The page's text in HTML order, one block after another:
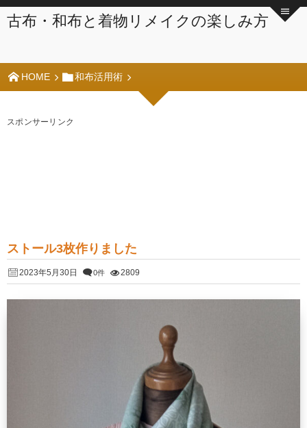
古布・和布と着物リメイクの楽しみ方
HOME 和布活用術
スポンサーリンク
ストール3枚作りました
2023年5月30日 0件 2809